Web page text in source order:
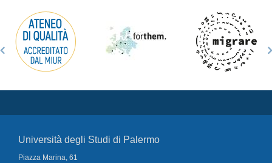
Università degli Studi di Palermo
Piazza Marina, 61